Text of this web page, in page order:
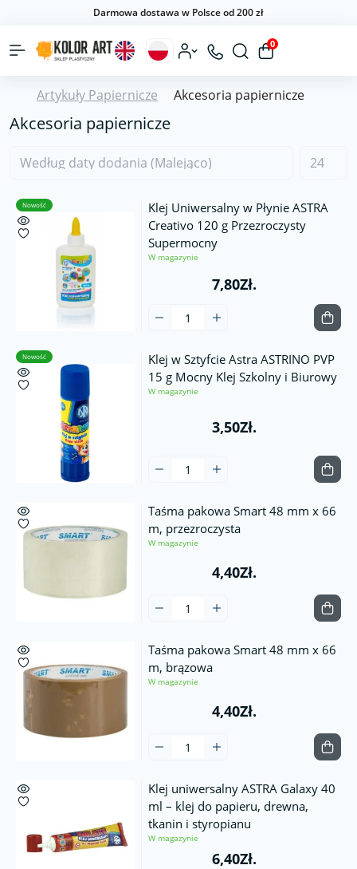
Darmowa dostawa w Polsce od 200 zł
0
Artykuły Papiernicze Akcesoria papiernicze
Akcesoria papiernicze
Nowość
Klej Uniwersalny w Płynie ASTRA
Creativo 120 g Przezroczysty
Supermocny
W magazynie
7,80Zł.
Nowość
Klej w Sztyfcie Astra ASTRINO PVP
15 g Mocny Klej Szkolny i Biurowy
W magazynie
3,50Zł.
Taśma pakowa Smart 48 mm x 66
m, przezroczysta
W magazynie
4,40Zł.
Taśma pakowa Smart 48 mm x 66
m, brązowa
W magazynie
4,40Zł.
Klej uniwersalny ASTRA Galaxy 40
ml – klej do papieru, drewna,
tkanin i styropianu
W magazynie
6,40Zł.